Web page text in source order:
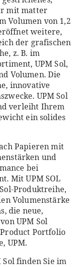
mit matter
Volumen von 1,2
weitere,
der grafischen
z. B. im
UPM Sol,
Volumen. Die
innovative
UPM Sol
verleiht Ihrem
ein solides
Papieren mit
und
bei
Mit UPM SOL
Produktreihe,
Volumenstärke
die neue,
UPM Sol
Portfolio
UPM.
finden Sie im